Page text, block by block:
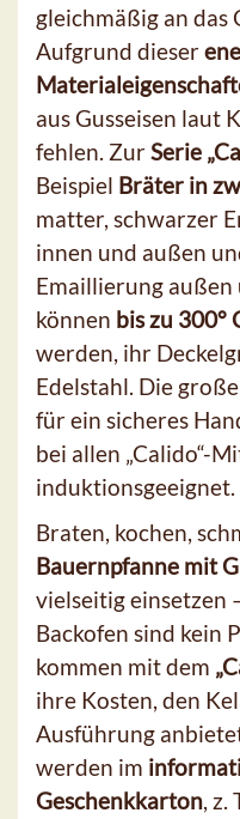
gleichmäßig an das
Aufgrund dieser
aus Gusseisen laut
fehlen. ZurSerie
Beispiel Bräter in
matter, schwarzer
innen und außen
Emaillierung
können bis zu 300°
werden, ihr
Edelstahl. Die
für ein sicheres
bei allen „Calido“-
induktionsgeeignet.
Braten, kochen,
Bauernpfanne mit
vielseitig einsetzen
Backofen sind kein
kommen mit dem
ihre Kosten, den
Ausführung
werden im
Geschenkkarton, z.